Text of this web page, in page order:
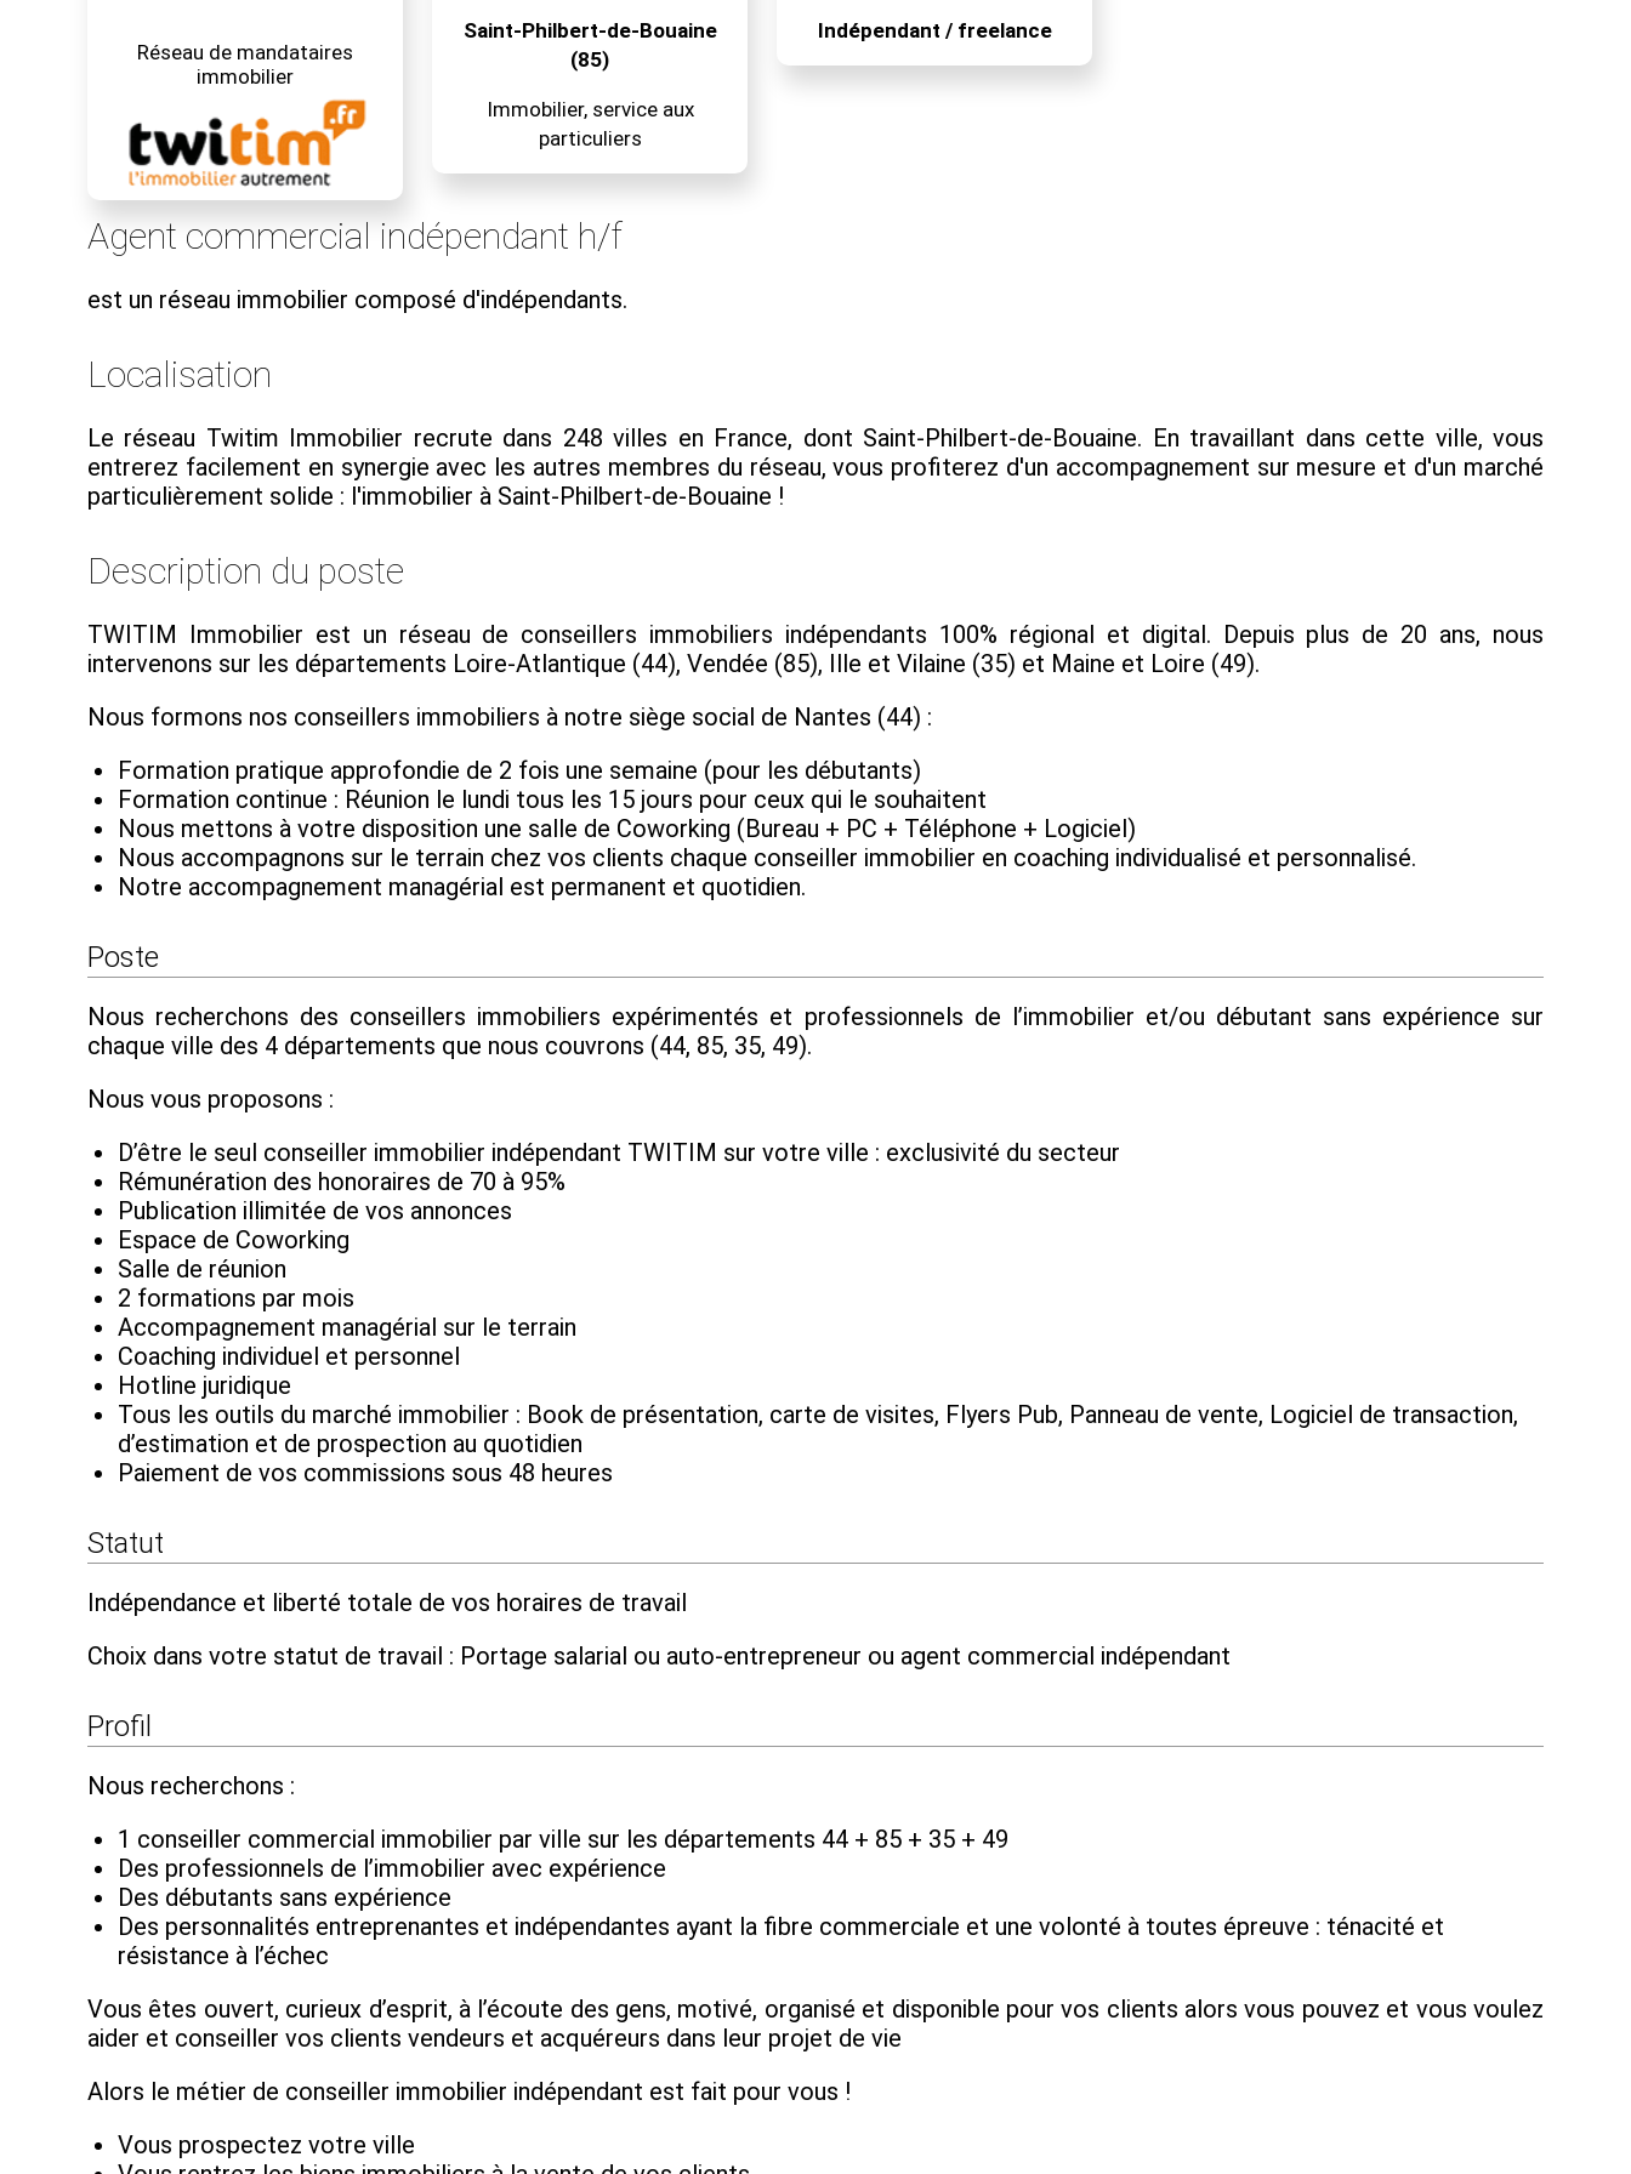
Réseau de mandataires
immobilier
Saint-Philbert-de-Bouaine
(85)
Immobilier, service aux
particuliers
Indépendant / freelance
Agent commercial indépendant h/f
est un réseau immobilier composé d'indépendants.
Localisation
Le réseau Twitim Immobilier recrute dans 248 villes en France, dont Saint-Philbert-de-Bouaine. En travaillant dans cette ville, vous
entrerez facilement en synergie avec les autres membres du réseau, vous profiterez d'un accompagnement sur mesure et d'un marché
particulièrement solide : l'immobilier à Saint-Philbert-de-Bouaine !
Description du poste
TWITIM Immobilier est un réseau de conseillers immobiliers indépendants 100% régional et digital. Depuis plus de 20 ans, nous
intervenons sur les départements Loire-Atlantique (44), Vendée (85), Ille et Vilaine (35) et Maine et Loire (49).
Nous formons nos conseillers immobiliers à notre siège social de Nantes (44) :
Formation pratique approfondie de 2 fois une semaine (pour les débutants)
Formation continue : Réunion le lundi tous les 15 jours pour ceux qui le souhaitent
Nous mettons à votre disposition une salle de Coworking (Bureau + PC + Téléphone + Logiciel)
Nous accompagnons sur le terrain chez vos clients chaque conseiller immobilier en coaching individualisé et personnalisé.
Notre accompagnement managérial est permanent et quotidien.
Poste
Nous recherchons des conseillers immobiliers expérimentés et professionnels de l’immobilier et/ou débutant sans expérience sur
chaque ville des 4 départements que nous couvrons (44, 85, 35, 49).
Nous vous proposons :
D’être le seul conseiller immobilier indépendant TWITIM sur votre ville : exclusivité du secteur
Rémunération des honoraires de 70 à 95%
Publication illimitée de vos annonces
Espace de Coworking
Salle de réunion
2 formations par mois
Accompagnement managérial sur le terrain
Coaching individuel et personnel
Hotline juridique
Tous les outils du marché immobilier : Book de présentation, carte de visites, Flyers Pub, Panneau de vente, Logiciel de transaction,
d’estimation et de prospection au quotidien
Paiement de vos commissions sous 48 heures
Statut
Indépendance et liberté totale de vos horaires de travail
Choix dans votre statut de travail : Portage salarial ou auto-entrepreneur ou agent commercial indépendant
Profil
Nous recherchons :
1 conseiller commercial immobilier par ville sur les départements 44 + 85 + 35 + 49
Des professionnels de l’immobilier avec expérience
Des débutants sans expérience
Des personnalités entreprenantes et indépendantes ayant la fibre commerciale et une volonté à toutes épreuve : ténacité et
résistance à l’échec
Vous êtes ouvert, curieux d’esprit, à l’écoute des gens, motivé, organisé et disponible pour vos clients alors vous pouvez et vous voulez
aider et conseiller vos clients vendeurs et acquéreurs dans leur projet de vie
Alors le métier de conseiller immobilier indépendant est fait pour vous !
Vous prospectez votre ville